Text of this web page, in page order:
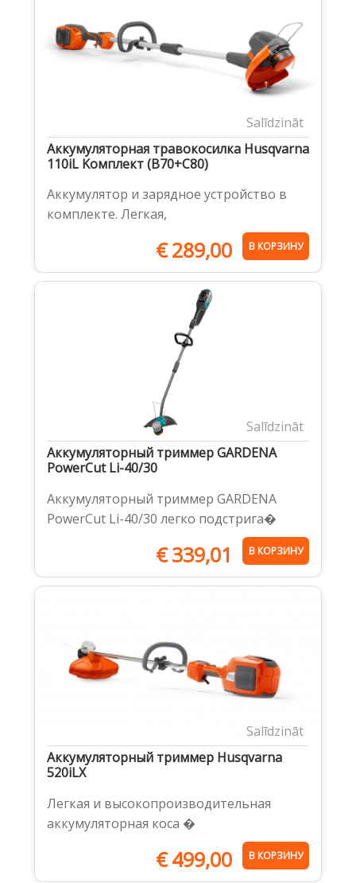
Salīdzināt
Аккумуляторная травокосилка Husqvarna
110iL Kомплект (B70+C80)
Аккумулятор и зарядное устройство в
комплекте. Легкая,
€289,00 В КОРЗИНУ
Salīdzināt
Аккумуляторный триммер GARDENA
PowerCut Li-40/30
Аккумуляторный триммер GARDENA
PowerCut Li-40/30 легко подстрига�
€339,01 В КОРЗИНУ
Salīdzināt
Аккумуляторный триммер Husqvarna
520iLX
Легкая и высокопроизводительная
аккумуляторная коса �
€499,00 В КОРЗИНУ